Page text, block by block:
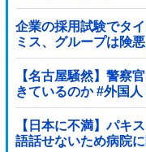
企業の採用試験でタ
ミス、グループは険
が……
【名古屋騒然】警察
きているのか #外国
【日本に不満】パキ
語話せないため病院